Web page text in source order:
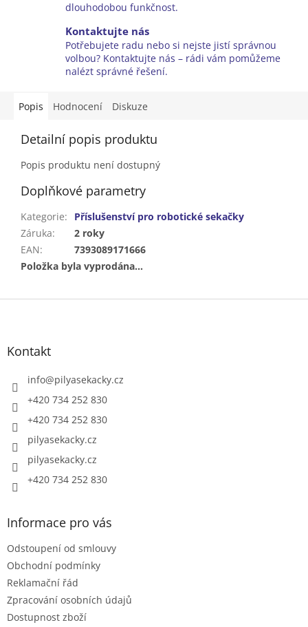
dlouhodobou funkčnost.
Kontaktujte nás
Potřebujete radu nebo si nejste jistí správnou
volbou? Kontaktujte nás – rádi vám pomůžeme
nalézt správné řešení.
Popis Hodnocení Diskuze
Detailní popis produktu
Popis produktu není dostupný
Doplňkové parametry
Kategorie:
Příslušenství pro robotické sekačky
Záruka:
2 roky
EAN:
7393089171666
Položka byla vyprodána…
Z
Kontakt
info@pilyasekacky.cz
+420 734 252 830
+420 734 252 830
pilyasekacky.cz
pilyasekacky.cz
+420 734 252 830
Informace pro vás
Odstoupení od smlouvy
Obchodní podmínky
Reklamační řád
Zpracování osobních údajů
Dostupnost zboží